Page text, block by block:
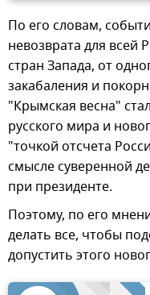
По его словам,
невозврата для всей
стран Запада, от
закабаления и
"Крымская весна"
русского мира и
"точкой отсчета
смысле суверенной
при президенте.
Поэтому, по его
делать все, чтобы
допустить этого